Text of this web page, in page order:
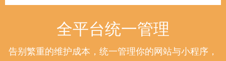
全平台统一管理
告别繁重的维护成本，统一管理你的网站与小程序，